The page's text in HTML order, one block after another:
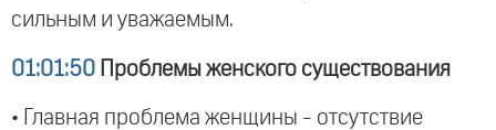
сильным и уважаемым.
01:01:50 Проблемы женского существования
• Главная проблема женщины - отсутствие